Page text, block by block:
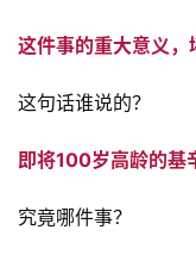
这件事的重大意义，
这句话谁说的？
即将100岁高龄的基
究竟哪件事？